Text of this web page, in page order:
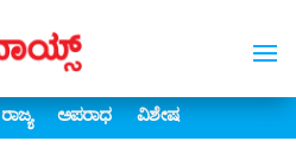
ರಾಜ್ಯ ಅಪರಾಧ ವಿಶೇಷ